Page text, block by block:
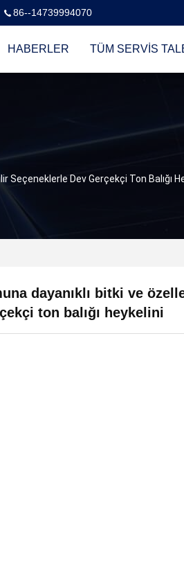
86--14739994070
HABERLER TÜM SERVIS
Seçeneklerle Dev Gerçekçi Ton Balığı
dayanıklı bitki ve
ton balığı heykelini